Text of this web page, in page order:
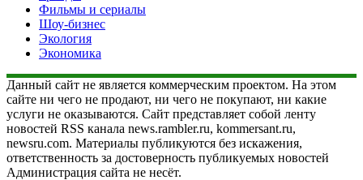
Фильмы и сериалы
Шоу-бизнес
Экология
Экономика
Данный сайт не является коммерческим проектом. На этом
сайте ни чего не продают, ни чего не покупают, ни какие
услуги не оказываются. Сайт представляет собой ленту
новостей RSS канала news.rambler.ru, kommersant.ru,
newsru.com. Материалы публикуются без искажения,
ответственность за достоверность публикуемых новостей
Администрация сайта не несёт.